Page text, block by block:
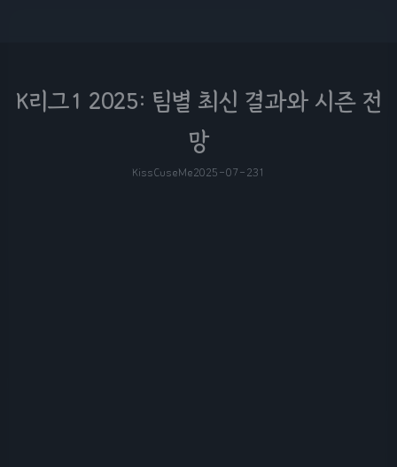
K리그1 2025: 팀별 최신 결과와 시즌 전
망
KissCuseMe2025-07-231